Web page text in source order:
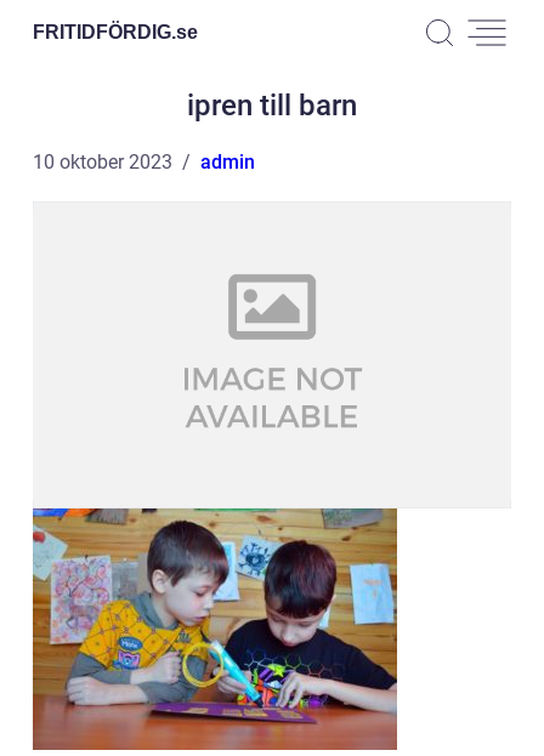
FRITIDFÖRDIG.se
ipren till barn
10 oktober 2023 admin